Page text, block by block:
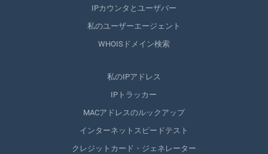
IPカウンタとユーザバー
私のユーザーエージェント
WHOISドメイン検索
私のIPアドレス
IPトラッカー
MACアドレスのルックアップ
インターネットスピードテスト
クレジットカード・ジェネレーター